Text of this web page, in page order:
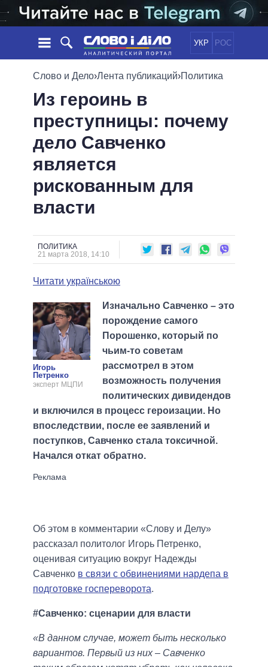
УКР РОС
НОВОСТИ
ЛЕНТА
СОБЫТИЯ
СТАТЬИ
ОБЗОРЫ
ДАЙДЖЕСТЫ
ПОЛИТИКА
ЭКОНОМИКА
ОБЩЕСТВО
ОБЕЩАНИЯ
ПОЛИТИКИ
ПРЕЗИДЕНТ И ОФИС
ВЕРХОВНАЯ РАДА
КАБИНЕТ МИНИСТРОВ
МЭРЫ
ВСЕ ПЕРСОНЫ
ВИДЕО
СРАВНЕНИЕ ПОЛИТИКОВ
Слово и Дело›Лента публикаций›Политика
Из героинь в
преступницы: почему
дело Савченко
является
рискованным для
власти
ПОЛИТИКА
21 марта 2018, 14:10
Читати українською
Игорь
Петренко
эксперт МЦПИ
Изначально Савченко – это
порождение самого
Порошенко, который по
чьим-то советам
рассмотрел в этом
возможность получения
политических дивидендов
и включился в процесс героизации. Но
впоследствии, после ее заявлений и
поступков, Савченко стала токсичной.
Начался откат обратно.
Об этом в комментарии «Слову и Делу»
рассказал политолог Игорь Петренко,
оценивая ситуацию вокруг Надежды
Савченко в связи с обвинениями нардепа в
подготовке госпереворота.
#Савченко: сценарии для власти
«В данном случае, может быть несколько
вариантов. Первый из них – Савченко